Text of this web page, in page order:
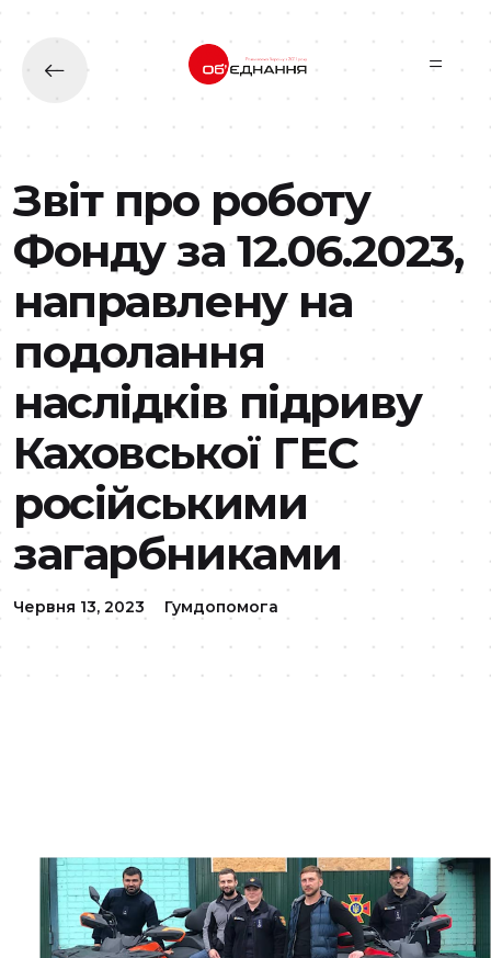
Звіт про роботу
Фонду за 12.06.2023,
направлену на
подолання
наслідків підриву
Каховської ГЕС
російськими
загарбниками
Червня 13, 2023 Гумдопомога